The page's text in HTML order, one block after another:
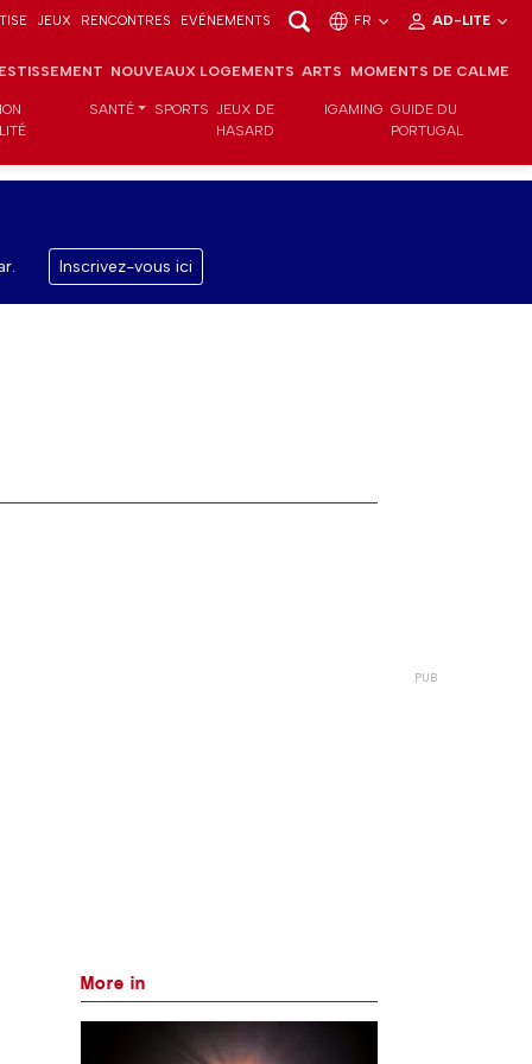
JEUX RENCONTRES EVÉNEMENTS FR AD-LITE
NOUVEAUX LOGEMENTS ARTS MOMENTS DE CALME
SANTÉ SPORTS JEUX DE
HASARD
IGAMING GUIDE DU
PORTUGAL
Inscrivez-vous ici
More in